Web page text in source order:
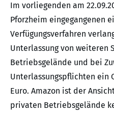
Im vorliegenden am
Pforzheim eingegangenen
Verfügungsverfahren
Unterlassung von weiteren
Betriebsgelände und bei
Unterlassungspflichten ein
Euro. Amazon ist der
privaten Betriebsgelände